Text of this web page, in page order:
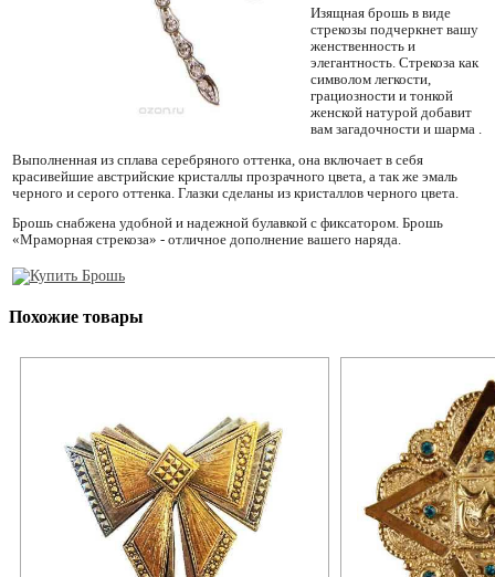
Изящная брошь в виде
стрекозы подчеркнет вашу
женственность и
элегантность. Стрекоза как
символом легкости,
грациозности и тонкой
женской натурой добавит
вам загадочности и шарма .
Выполненная из сплава серебряного оттенка, она включает в себя
красивейшие австрийские кристаллы прозрачного цвета, а так же эмаль
черного и серого оттенка. Глазки сделаны из кристаллов черного цвета.
Брошь снабжена удобной и надежной булавкой с фиксатором. Брошь
«Мраморная стрекоза» - отличное дополнение вашего наряда.
Похожие товары